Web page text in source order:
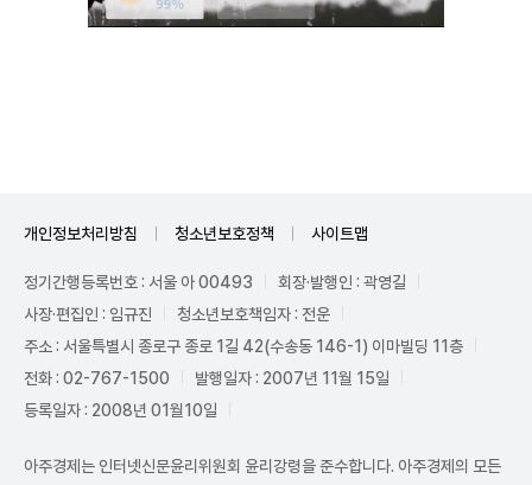
개인정보처리방침 청소년보호정책 사이트맵
정기간행등록번호 : 서울 아 00493
회장·발행인 : 곽영길
사장·편집인 : 임규진
청소년보호책임자 : 전운
주소 : 서울특별시 종로구 종로 1길 42(수송동 146-1) 이마빌딩 11층
전화 : 02-767-1500
발행일자 : 2007년 11월 15일
등록일자 : 2008년 01월10일
아주경제는 인터넷신문윤리위원회 윤리강령을 준수합니다. 아주경제의 모든